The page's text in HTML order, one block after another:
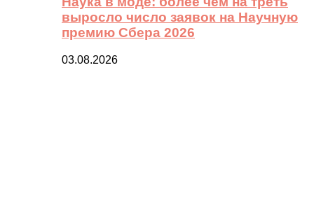
выросло число заявок на Научную
премию Сбера 2026
03.08.2026